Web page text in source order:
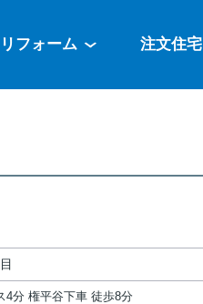
リフォーム 注文住宅
4分 権平谷下車 徒歩8分